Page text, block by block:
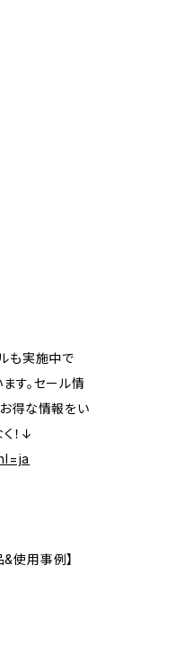
も実施中で
す。セール情
お得な情報をい
！↓
使用事例】